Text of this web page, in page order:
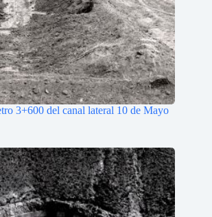
3+600 del canal lateral 10 de Mayo